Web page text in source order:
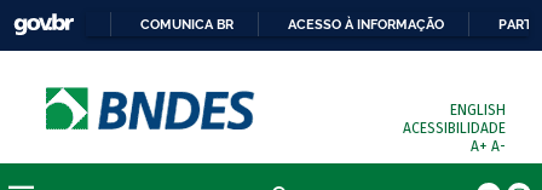
COMUNICA BR ACESSO À INFORMAÇÃO
ENGLISH
ACESSIBILIDADE
A+ A-